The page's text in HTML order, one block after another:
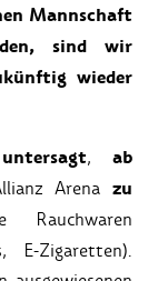
Mannschaft
sind wir
wieder
untersagt,ab
Arenazu
E-Zigaretten).